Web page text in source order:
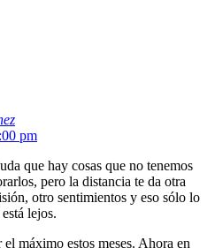
pm
que hay cosas que no tenemos
pero la distancia te da otra
otro sentimientos y eso sólo lo
lejos.
máximo estos meses. Ahora en